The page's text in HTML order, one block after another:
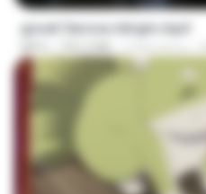
goset 3arosa mtrgm.mp4
739.3 MB